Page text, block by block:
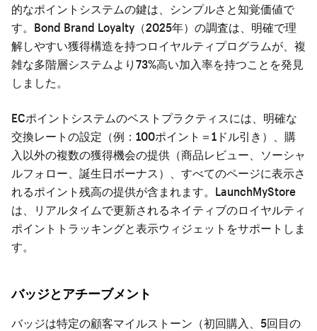
的なポイントシステムの鍵は、シンプルさと知覚価値で
す。Bond Brand Loyalty（2025年）の調査は、明確で理
解しやすい獲得構造を持つロイヤルティプログラムが、複
雑な多階層システムより73%高い加入率を持つことを発見
しました。
ECポイントシステムのベストプラクティスには、明確な
交換レートの設定（例：100ポイント＝1ドル引き）、購
入以外の複数の獲得機会の提供（商品レビュー、ソーシャ
ルフォロー、誕生日ボーナス）、すべてのページに表示さ
れるポイント残高の提供が含まれます。LaunchMyStore
は、リアルタイムで更新されるネイティブのロイヤルティ
ポイントトラッキングと表示ウィジェットをサポートしま
す。
バッジとアチーブメント
バッジは特定の顧客マイルストーン（初回購入、5回目の